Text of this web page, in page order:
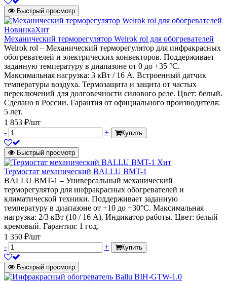
Быстрый просмотр
НовинкаХит
Механический терморегулятор Welrok rol для обогревателей
Welrok rol – Механический терморегулятор для инфракрасных
обогревателей и электрических конвекторов. Поддерживает
заданную температуру в диапазоне от 0 до +35 °С.
Максимальная нагрузка: 3 кВт / 16 А. Встроенный датчик
температуры воздуха. Термозащита и защита от частых
переключений для долговечности силового реле. Цвет: белый.
Сделано в России. Гарантия от официального производителя:
5 лет.
1 853 ₽/шт
-
+ Купить
Быстрый просмотр
Хит
Термостат механический BALLU BMT-1
BALLU BMT-1 – Универсальный механический
терморегулятор для инфракрасных обогревателей и
климатической техники. Поддерживает заданную
температуру в диапазоне от +10 до +30°С. Максимальная
нагрузка: 2/3 кВт (10 / 16 А). Индикатор работы. Цвет: белый
кремовый. Гарантия: 1 год.
1 350 ₽/шт
-
+ Купить
Быстрый просмотр